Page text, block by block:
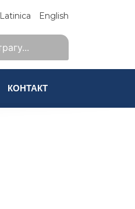
Latinica English
КОНТАКТ